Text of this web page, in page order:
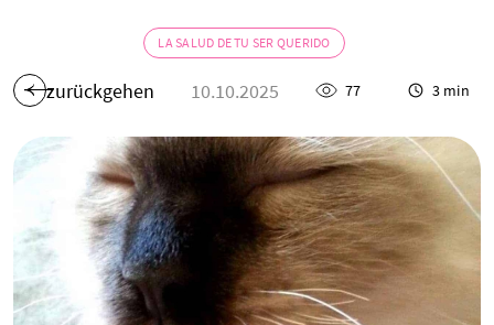
LA SALUD DE TU SER QUERIDO
zurückgehen 10.10.2025 77 3 min